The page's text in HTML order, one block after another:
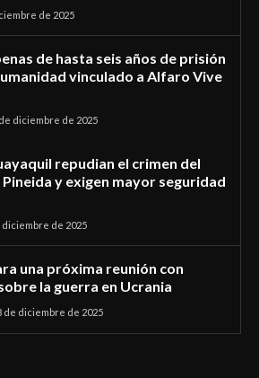
de 2025
de hasta seis años de prisión
vinculado a Alfaro Vive
diciembre de 2025
repudian el crimen del
y exigen mayor seguridad
diciembre de 2025
una próxima reunión con
la guerra en Ucrania
de diciembre de 2025